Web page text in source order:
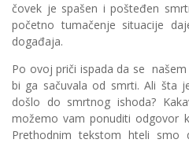
čovek je spašen i pošteđen
početno tumačenje situacije
događaja.
Po ovoj priči ispada da se
bi ga sačuvala od smrti. Ali šta
došlo do smrtnog ishoda?
možemo vam ponuditi odgovor
Prethodnim tekstom hteli smo